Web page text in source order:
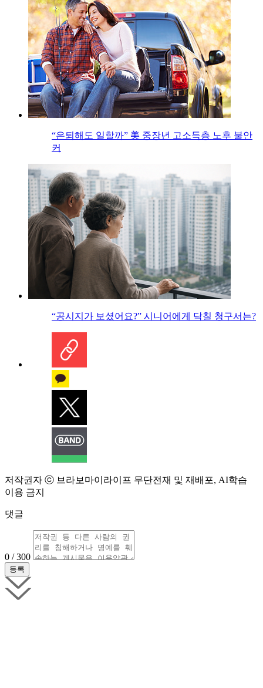
“은퇴해도 일할까” 美 중장년 고소득층 노후 불안
커
“공시지가 보셨어요?” 시니어에게 닥칠 청구서는?
저작권자 ⓒ 브라보마이라이프 무단전재 및 재배포, AI학습
이용 금지
댓글
0 / 300